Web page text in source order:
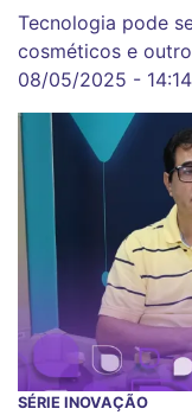
Tecnologia pode
cosméticos e
08/05/2025 - 14:14
SÉRIE INOVAÇÃO